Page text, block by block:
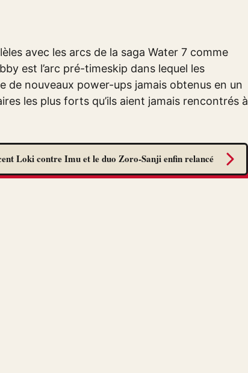
avec les arcs de la saga Water 7 comme
est l’arc pré-timeskip dans lequel les
nouveaux power-ups jamais obtenus en un
les plus forts qu’ils aient jamais rencontrés à
Loki contre Imu et le duo Zoro-Sanji enfin relancé